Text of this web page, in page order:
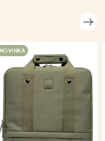
NOVINKA